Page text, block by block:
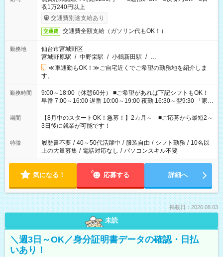
収1万240円以上
交通費別途支給あり
交通費 交通費全額支給（ガソリン代もOK！）
勤務地
仙台市宮城野区
宮城野原駅 / 中野栄駅 / 小鶴新田駅 / …
≪車通勤もOK！≫ご自宅近くでご希望の勤務地を紹介しま
す。
勤務時間
9:00～18:00（休憩60分） ■ご希望があれば下記シフトもOK！
早番 7:00～16:00 遅番 10:00～19:00 夜勤 16:30～翌9:30 「家族
と休みを合わせたい」 「余裕を持って夕飯の準備がしたい」
「できれば残業はしたくない」 など、ご希望を教えてください
ね。 ※Wワーク希望の方へ 今ご覧のお仕事で希望する勤務時間
と、もう1つのお仕事の勤務時間。 合計で週40時間を超える場
合は応募できません。
期間
【8月中のスタートOK！急募！】2カ月～ ■ご応募から最短2～
3日後に就業が可能です！
特徴 履歴書不要 / 40～50代活躍中 / 服装自由 / シフト勤務 / 10名以
上の大量募集 / 電話対応なし / パソコンスキル不要
気になる！ 応募する 詳細へ
掲載日：2026.08.03
未読
＼週3日～OK／身分証明書データの確認・日払
いあり！